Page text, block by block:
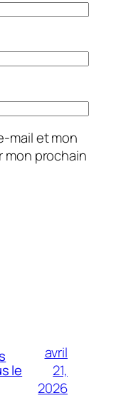
mail et mon
mon prochain
le
avril
21,
2026